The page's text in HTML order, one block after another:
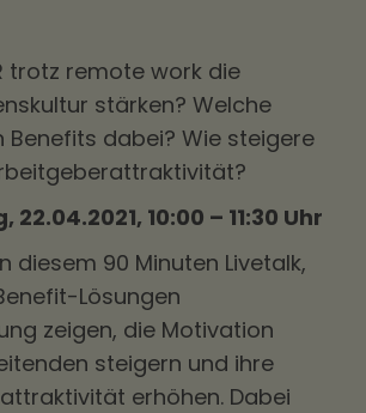
trotz remote work die
stärken? Welche
Benefits dabei? Wie steigere
?
10:00 – 11:30 Uhr
diesem 90 Minuten Livetalk,
Lösungen
zeigen, die Motivation
steigern und ihre
erhöhen. Dabei